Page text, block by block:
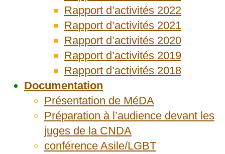
Rapport d’activités 2022
Rapport d’activités 2021
Rapport d’activités 2020
Rapport d’activités 2019
Rapport d’activités 2018
Documentation
Présentation de MéDA
Préparation à l’audience devant les
juges de la CNDA
conférence Asile/LGBT